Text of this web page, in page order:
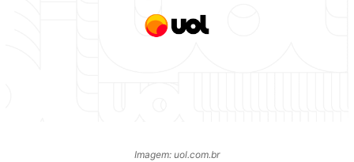
Imagem: uol.com.br